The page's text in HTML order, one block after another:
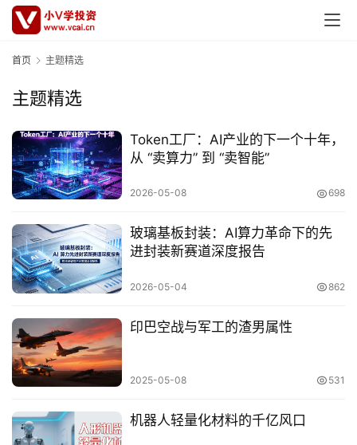
首
财
商
首页 主题精选
主题精选
Token工厂：AI产业的下一个十年，
从 “卖算力” 到 “卖智能”
2026-05-08 698
玻璃基板封装：AI算力革命下的先
进封装新赛道深度报告
2026-05-04 862
印巴空战与军工的渣男属性
2025-05-08 531
机器人轻量化材料的千亿风口